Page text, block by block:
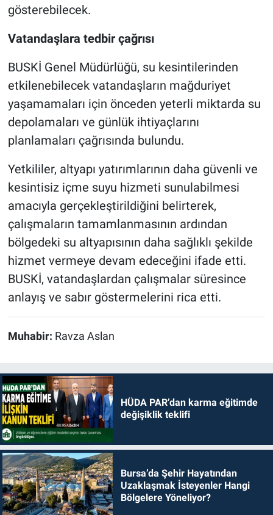
gösterebilecek.
Vatandaşlara tedbir çağrısı
BUSKİ Genel Müdürlüğü, su kesintilerinden
etkilenebilecek vatandaşların mağduriyet
yaşamamaları için önceden yeterli miktarda su
depolamaları ve günlük ihtiyaçlarını
planlamaları çağrısında bulundu.
Yetkililer, altyapı yatırımlarının daha güvenli ve
kesintisiz içme suyu hizmeti sunulabilmesi
amacıyla gerçekleştirildiğini belirterek,
çalışmaların tamamlanmasının ardından
bölgedeki su altyapısının daha sağlıklı şekilde
hizmet vermeye devam edeceğini ifade etti.
BUSKİ, vatandaşlardan çalışmalar süresince
anlayış ve sabır göstermelerini rica etti.
Muhabir: Ravza Aslan
HÜDA PAR’dan karma eğitimde
değişiklik teklifi
Bursa’da Şehir Hayatından
Uzaklaşmak İsteyenler Hangi
Bölgelere Yöneliyor?